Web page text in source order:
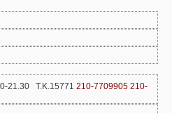
21.30 Τ.Κ.15771 210-7709905 210-